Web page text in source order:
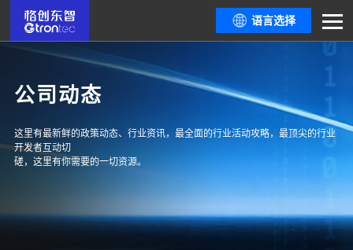
语言选择
公司动态
这里有最新鲜的政策动态、行业资讯，最全面的行业活动攻略，最顶尖的行业
开发者互动切
磋，这里有你需要的一切资源。